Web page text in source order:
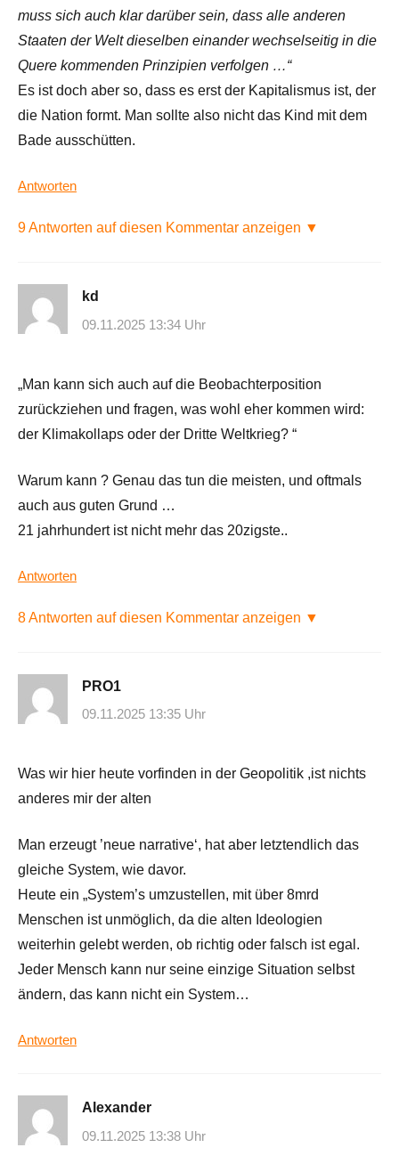
muss sich auch klar darüber sein, dass alle ande­ren
Staaten der Welt dieselben einander wechselseitig in die
Quere kommenden Prinzi­pien verfol­gen …“
Es ist doch aber so, dass es erst der Kapitalismus ist, der
die Nation formt. Man sollte also nicht das Kind mit dem
Bade ausschütten.
Antworten
9 Antworten auf diesen Kommentar anzeigen ▼
kd
09.11.2025 13:34 Uhr
„Man kann sich auch auf die Beobachterposition
zurückziehen und fragen, was wohl eher kommen wird:
der Klimakollaps oder der Dritte Weltkrieg? “
Warum kann ? Genau das tun die meisten, und oftmals
auch aus guten Grund …
21 jahrhundert ist nicht mehr das 20zigste..
Antworten
8 Antworten auf diesen Kommentar anzeigen ▼
PRO1
09.11.2025 13:35 Uhr
Was wir hier heute vorfinden in der Geopolitik ,ist nichts
anderes mir der alten
Man erzeugt ’neue narrative‘, hat aber letztendlich das
gleiche System, wie davor.
Heute ein „System’s umzustellen, mit über 8mrd
Menschen ist unmöglich, da die alten Ideologien
weiterhin gelebt werden, ob richtig oder falsch ist egal.
Jeder Mensch kann nur seine einzige Situation selbst
ändern, das kann nicht ein System…
Antworten
Alexander
09.11.2025 13:38 Uhr